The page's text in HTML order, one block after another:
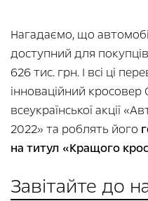
Нагадаємо, що
доступний для покупців
626 тис. грн. І всі ці
інноваційний кросовер
всеукраїнської акції
2022» та роблять його
на титул «Кращого
Завітайте до